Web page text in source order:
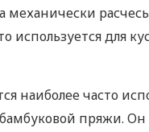
механически
для
наиболее часто
пряжи. Он